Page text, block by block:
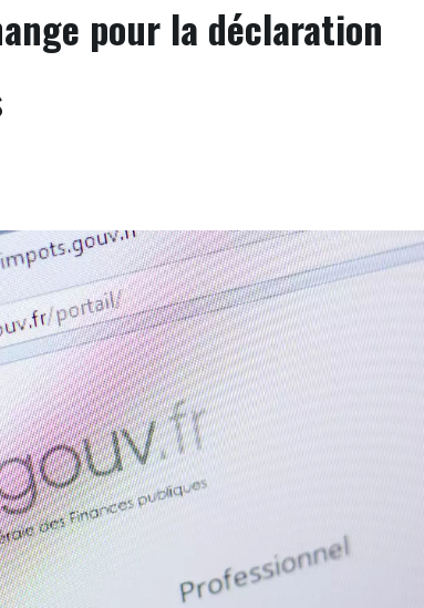
pour la déclaration